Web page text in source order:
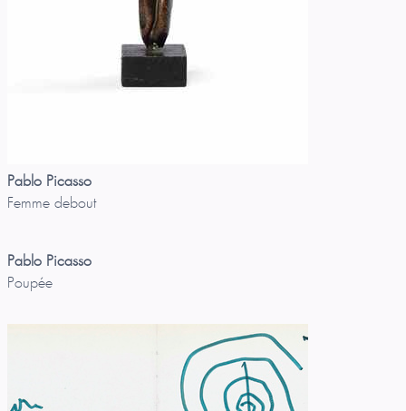
Pablo Picasso
Femme debout
Pablo Picasso
Poupée